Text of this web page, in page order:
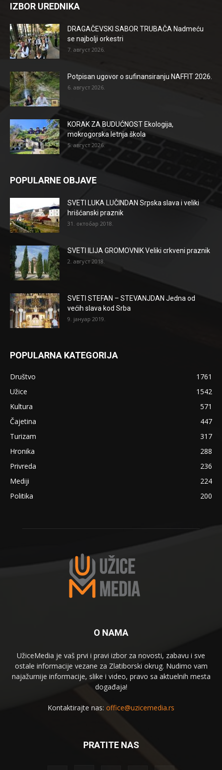
IZBOR UREDNIKA
DRAGAČEVSKI SABOR TRUBAČA Nadmeću
se najbolji orkestri
7. август 2026.
Potpisan ugovor o sufinansiranju NAFFIT 2026.
6. август 2026.
KORAK ZA BUDUĆNOST Ekologija,
mokrogorska letnja škola
5. август 2026.
POPULARNE OBJAVE
SVETI LUKA LUČINDAN Srpska slava i veliki
hrišćanski praznik
31. октобар 2018.
SVETI ILIJA GROMOVNIK Veliki crkveni praznik
2. август 2018.
SVETI STEFAN – STEVANJDAN Jedna od
većih slava kod Srba
9. јануар 2019.
POPULARNA KATEGORIJA
Društvo
1761
Užice
1542
Kultura
571
Čajetina
447
Turizam
317
Hronika
288
Privreda
236
Mediji
224
Politika
200
O NAMA
UžiceMedia je vaš prvi i pravi izbor za novosti, zabavu i sve
ostale informacije vezane za Zlatiborski okrug. Nudimo vam
najažurnije informacije, slike i video, pravo sa aktuelnih mesta
događaja!
Kontaktirajte nas: office@uzicemedia.rs
PRATITE NAS